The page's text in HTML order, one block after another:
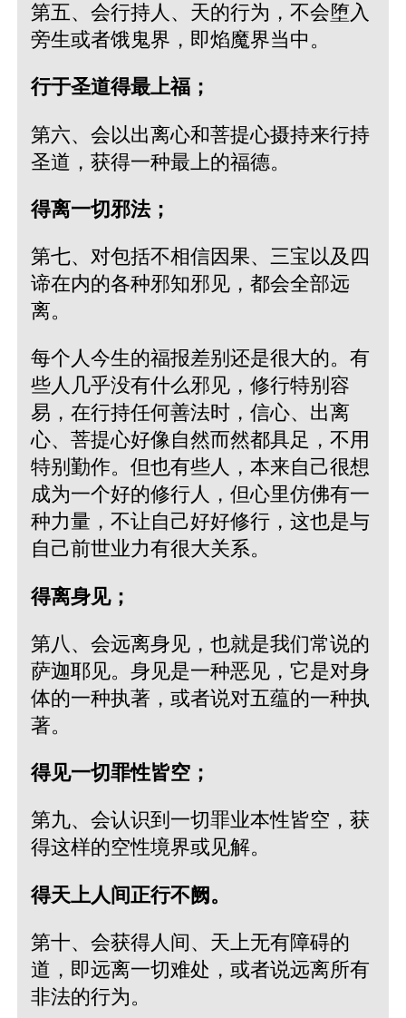
第五、会行持人、天的行为，不会堕入
旁生或者饿鬼界，即焰魔界当中。
行于圣道得最上福；
第六、会以出离心和菩提心摄持来行持
圣道，获得一种最上的福德。
得离一切邪法；
第七、对包括不相信因果、三宝以及四
谛在内的各种邪知邪见，都会全部远
离。
每个人今生的福报差别还是很大的。有
些人几乎没有什么邪见，修行特别容
易，在行持任何善法时，信心、出离
心、菩提心好像自然而然都具足，不用
特别勤作。但也有些人，本来自己很想
成为一个好的修行人，但心里仿佛有一
种力量，不让自己好好修行，这也是与
自己前世业力有很大关系。
得离身见；
第八、会远离身见，也就是我们常说的
萨迦耶见。身见是一种恶见，它是对身
体的一种执著，或者说对五蕴的一种执
著。
得见一切罪性皆空；
第九、会认识到一切罪业本性皆空，获
得这样的空性境界或见解。
得天上人间正行不阙。
第十、会获得人间、天上无有障碍的
道，即远离一切难处，或者说远离所有
非法的行为。